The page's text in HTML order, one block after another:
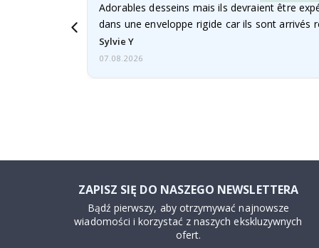
Adorables desseins mais ils devraient être
dans une enveloppe rigide car ils sont arrivés
Sylvie Y
07.08.2026
ZAPISZ SIĘ DO NASZEGO NEWSLETTERA
Bądź pierwszy, aby otrzymywać najnowsze
wiadomości i korzystać z naszych ekskluzywnych
ofert.